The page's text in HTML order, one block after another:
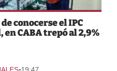
conocerse el IPC
en CABA trepó al 2,9%
-